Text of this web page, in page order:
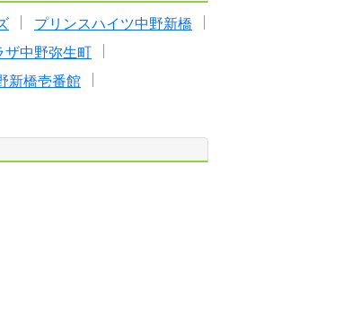
プリンスハイツ中野新橋
ザ中野弥生町
新橋壱番館